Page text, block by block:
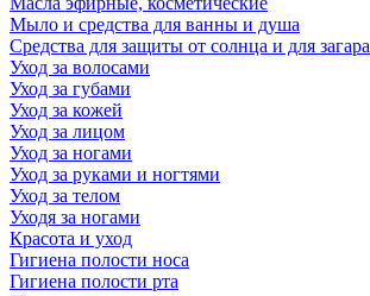
Мыло и средства для ванны и душа
Средства для защиты от солнца и для загара
Уход за волосами
Уход за губами
Уход за кожей
Уход за лицом
Уход за ногами
Уход за руками и ногтями
Уход за телом
Уходя за ногами
Красота и уход
Гигиена полости носа
Гигиена полости рта